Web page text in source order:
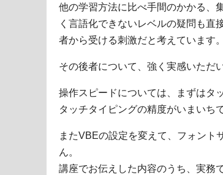
他の学習方法に比べ手間のかかる、
く言語化できないレベルの疑問も直
者から受ける刺激だと考えています。
その後者について、強く実感いただ
操作スピードについては、まずはタ
タッチタイピングの精度がいまいち
またVBEの設定を変えて、フォント
ん。
講座でお伝えした内容のうち、実務